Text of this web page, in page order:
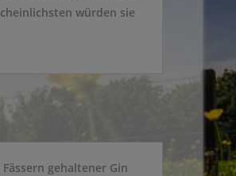
würden sie
gehaltener Gin